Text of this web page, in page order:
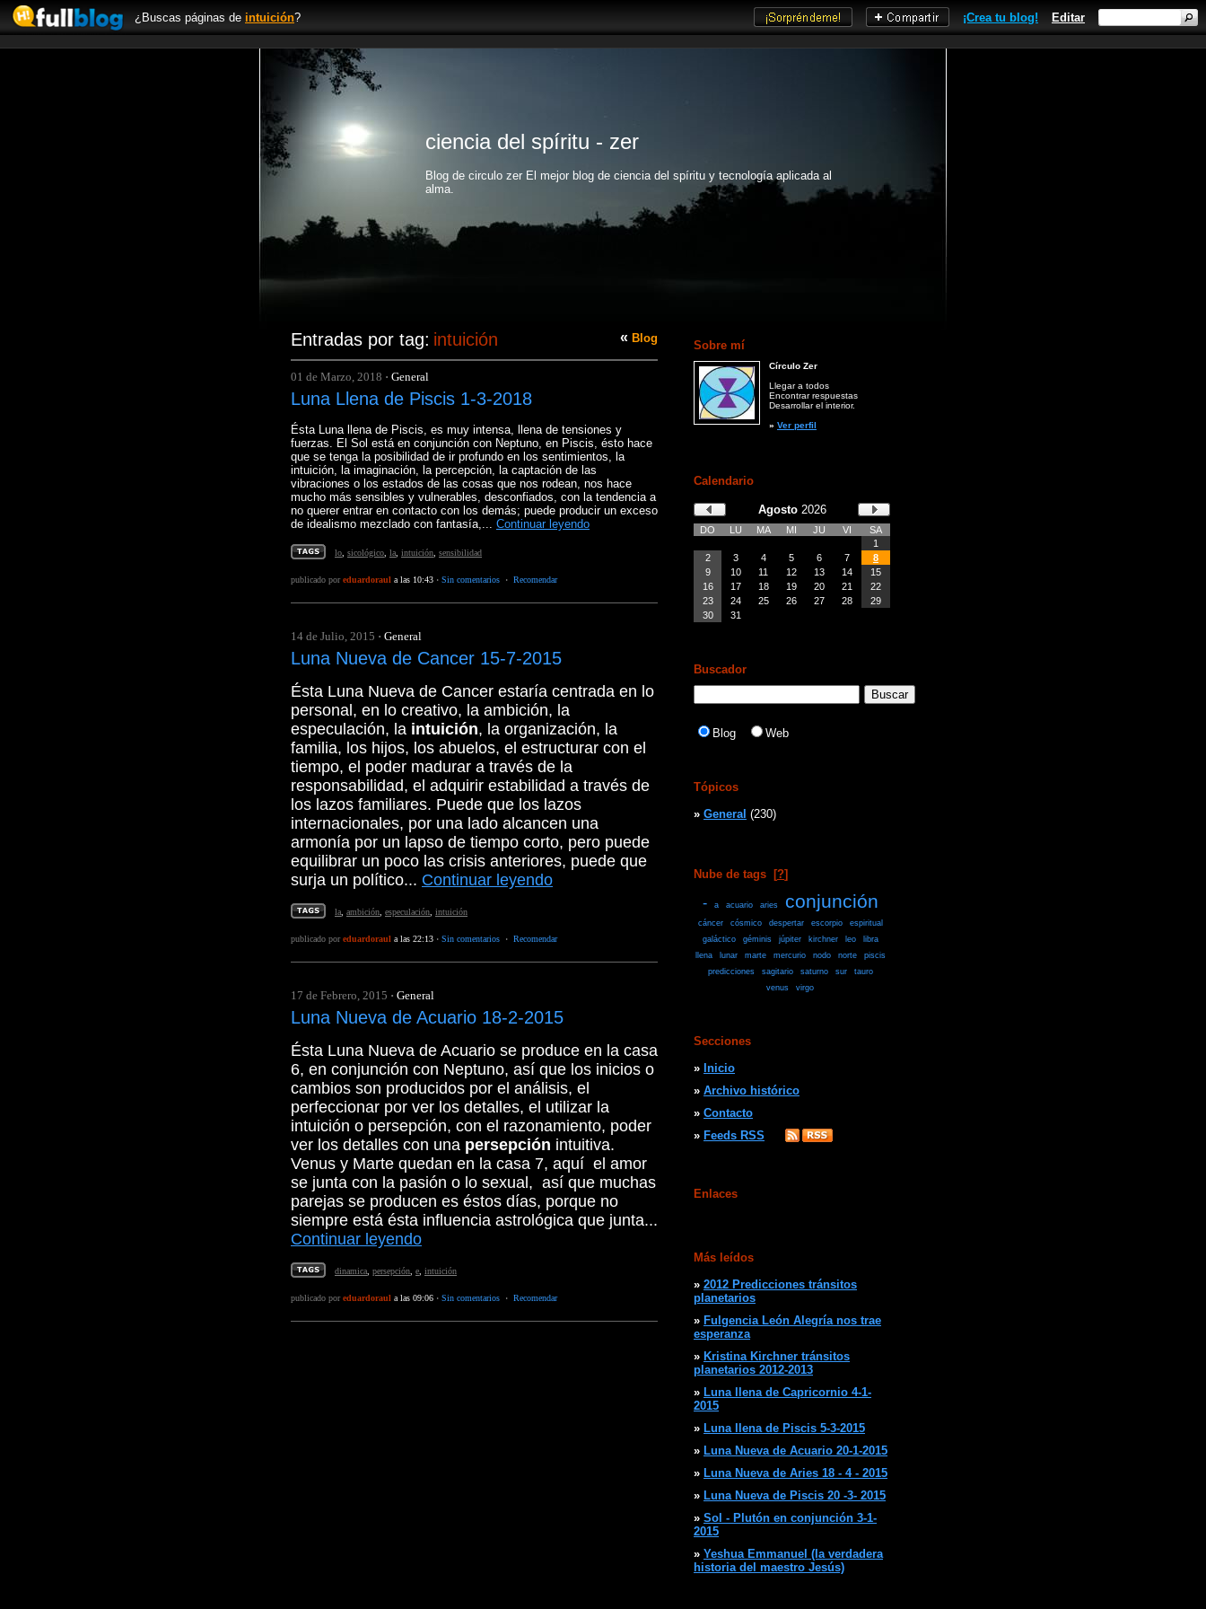
Editar
¡Crea tu blog!
¿Buscas páginas de intuición?
ciencia del spíritu - zer
Blog de circulo zer El mejor blog de ciencia del spíritu y tecnología aplicada al
alma.
« Blog
Entradas por tag: intuición
01 de Marzo, 2018 · General
Luna Llena de Piscis 1-3-2018
Ésta Luna llena de Piscis, es muy intensa, llena de tensiones y
fuerzas. El Sol está en conjunción con Neptuno, en Piscis, ésto hace
que se tenga la posibilidad de ir profundo en los sentimientos, la
intuición, la imaginación, la percepción, la captación de las
vibraciones o los estados de las cosas que nos rodean, nos hace
mucho más sensibles y vulnerables, desconfiados, con la tendencia a
no querer entrar en contacto con los demás; puede producir un exceso
de idealismo mezclado con fantasía,... Continuar leyendo
lo sicológico la intuición sensibilidad
publicado poreduardoraul a las 10:43 · Sin comentarios · Recomendar
14 de Julio, 2015 · General
Luna Nueva de Cancer 15-7-2015
Ésta Luna Nueva de Cancer estaría centrada en lo
personal, en lo creativo, la ambición, la
especulación, la intuición, la organización, la
familia, los hijos, los abuelos, el estructurar con el
tiempo, el poder madurar a través de la
responsabilidad, el adquirir estabilidad a través de
los lazos familiares. Puede que los lazos
internacionales, por una lado alcancen una
armonía por un lapso de tiempo corto, pero puede
equilibrar un poco las crisis anteriores, puede que
surja un político... Continuar leyendo
la ambición especulación intuición
publicado poreduardoraul a las 22:13 · Sin comentarios · Recomendar
17 de Febrero, 2015 · General
Luna Nueva de Acuario 18-2-2015
Ésta Luna Nueva de Acuario se produce en la casa
6, en conjunción con Neptuno, así que los inicios o
cambios son producidos por el análisis, el
perfeccionar por ver los detalles, el utilizar la
intuición o persepción, con el razonamiento, poder
ver los detalles con una persepción intuitiva.
Venus y Marte quedan en la casa 7, aquí el amor
se junta con la pasión o lo sexual, así que muchas
parejas se producen es éstos días, porque no
siempre está ésta influencia astrológica que junta...
Continuar leyendo
dinamica persepción e intuición
publicado poreduardoraul a las 09:06 · Sin comentarios · Recomendar
Sobre mí
Círculo Zer
Llegar a todos
Encontrar respuestas
Desarrollar el interior.
» Ver perfil
Calendario
Agosto2026
DO LU MA MI JU VI
SA
1
2
3 4 5 6 7
8
9
10 11 12 13 14
15
16
17 18 19 20 21
22
23
24 25 26 27 28
29
30
31
Buscador
Blog Web
Tópicos
» General (230)
Nube de tags [?]
- a acuario aries conjunción
cáncer cósmico despertar escorpio
espiritual
galáctico
géminis júpiter kirchner leo
libra
llena
lunar marte mercurio nodo norte
piscis
predicciones
sagitario saturno sur
tauro
venus
virgo
Secciones
» Inicio
» Archivo histórico
» Contacto
» Feeds RSS
Enlaces
Más leídos
» 2012 Predicciones tránsitos
planetarios
» Fulgencia León Alegría nos trae
esperanza
» Kristina Kirchner tránsitos
planetarios 2012-2013
» Luna llena de Capricornio 4-1-
2015
» Luna llena de Piscis 5-3-2015
» Luna Nueva de Acuario 20-1-2015
» Luna Nueva de Aries 18 - 4 - 2015
» Luna Nueva de Piscis 20 -3- 2015
» Sol - Plutón en conjunción 3-1-
2015
» Yeshua Emmanuel (la verdadera
historia del maestro Jesús)